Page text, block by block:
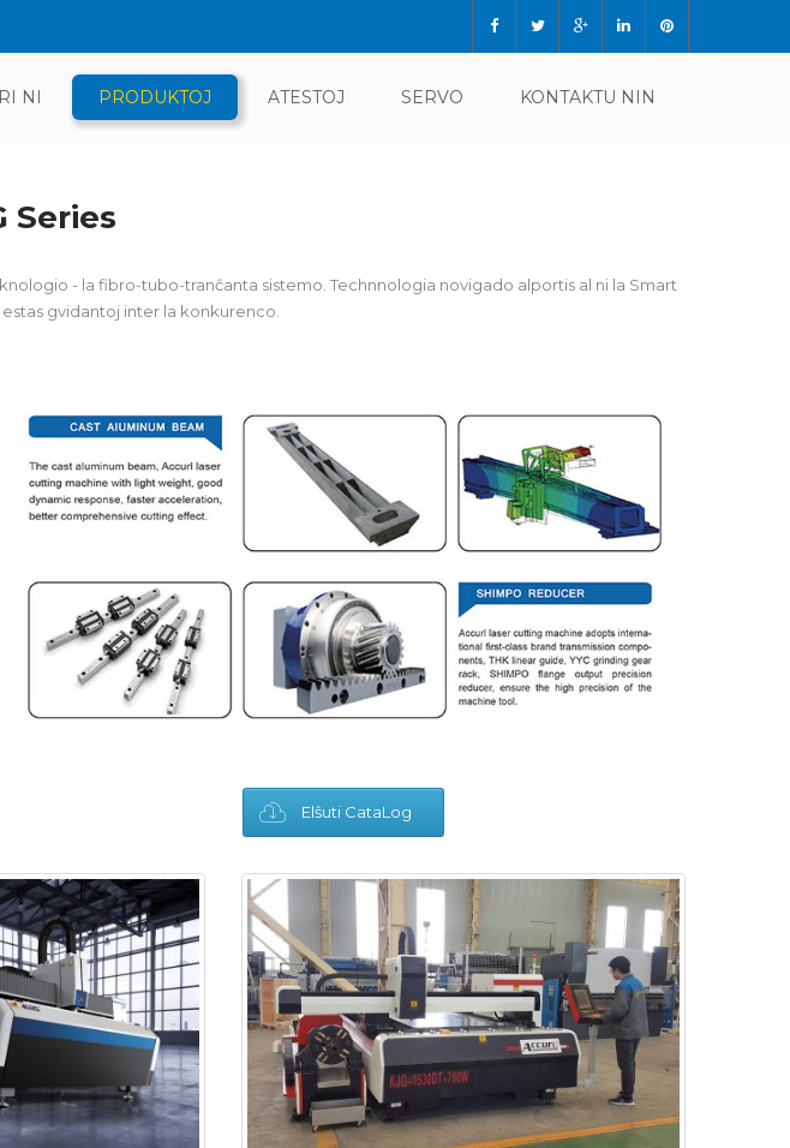
NI PRODUKTOJ ATESTOJ SERVO KONTAKTU NIN
Series
- la fibro-tubo-tranĉanta sistemo. Technnologia novigado alportis al ni la Smart
gvidantoj inter la konkurenco.
Elŝuti CataLog